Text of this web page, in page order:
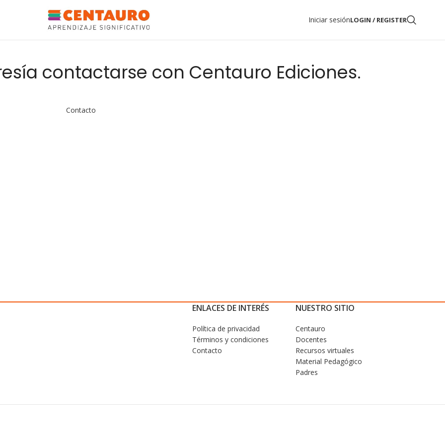
Iniciar sesiónLOGIN / REGISTER
contactarse con Centauro Ediciones.
Contacto
ENLACES DE INTERÉS
Política de privacidad
Términos y condiciones
Contacto
NUESTRO SITIO
Centauro
Docentes
Recursos virtuales
Material Pedagógico
Padres